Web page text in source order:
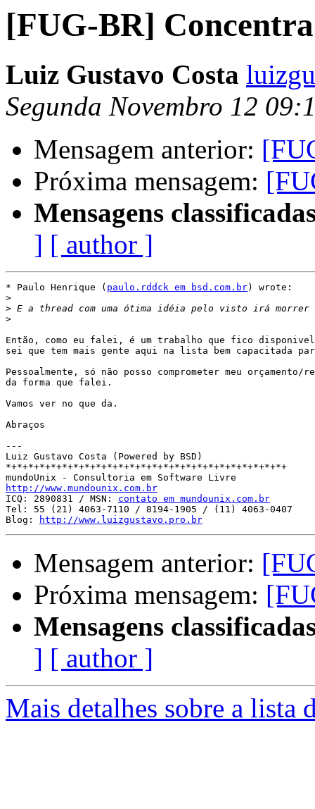
[FUG-BR]
Luiz Gustavo Costa
Segunda Novembro 12
Mensagem anterior:
Próxima mensagem:
Mensagens
] [ author ]
* Paulo Henrique ( paulo.rddck em bsd.com.br) wrote:
>
>
>
Então, como eu falei, é um trabalho que fico
sei que tem mais gente aqui na lista bem capacitada
Pessoalmente, só não posso comprometer meu orçamento/
da forma que falei.
Vamos ver no que da.
Abraços
---
Luiz Gustavo Costa (Powered by BSD)
*+*+*+*+*+*+*+*+*+*+*+*+*+*+*+*+*+*+*+*+*+*+*+*+*+
http://www.mundounix.com.br
ICQ: 2890831 / MSN: contato em mundounix.com.br
Tel: 55 (21) 4063-7110 / 8194-1905 / (11) 4063-0407
Blog:
http://www.luizgustavo.pro.br
Mensagem anterior:
Próxima mensagem:
Mensagens
] [ author ]
Mais detalhes sobre a lista